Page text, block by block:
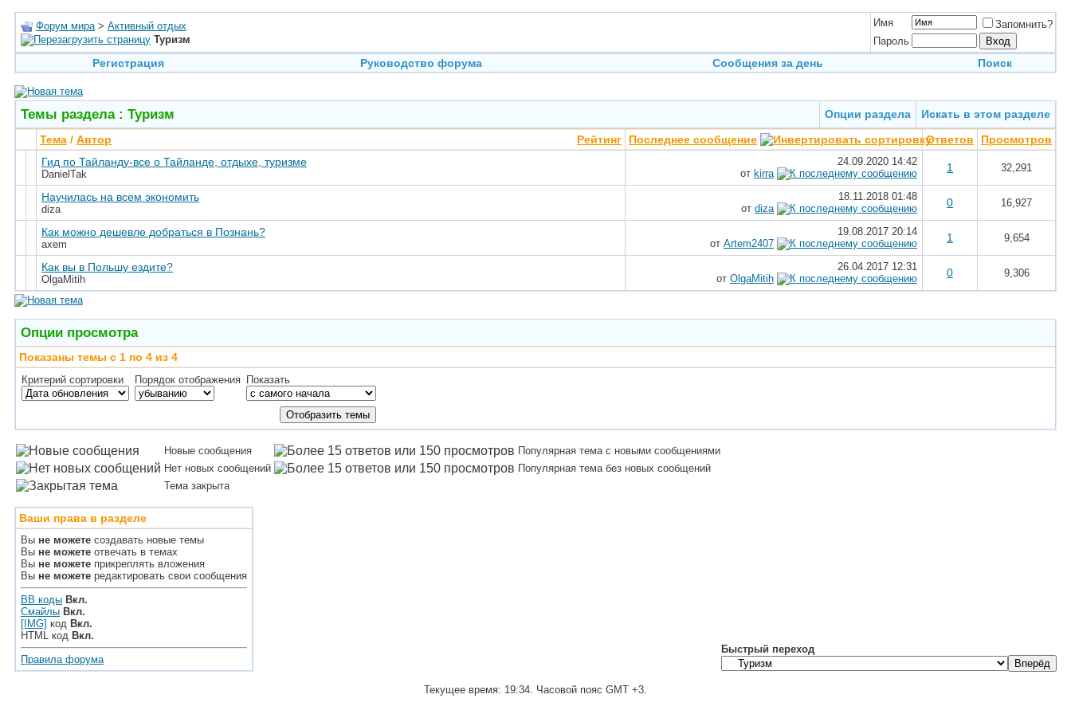
Форум мира > Активный отдых
Туризм
Имя
Запомнить?
Пароль
Регистрация Руководство форума Сообщения за день Поиск
Темы раздела: Туризм Опции раздела
Искать в этом разделе
Рейтинг
Тема / Автор Последнее сообщение Ответов
Просмотров
Гид по Тайланду-все о Тайланде, отдыхе, туризме
DanielTak
24.09.2020 14:42
от kirra 1 32,291
Научилась на всем экономить
diza
18.11.2018 01:48
от diza 0 16,927
Как можно дешевле добраться в Познань?
axem
19.08.2017 20:14
от Artem2407 1 9,654
Как вы в Польшу ездите?
OlgaMitih
26.04.2017 12:31
от OlgaMitih 0 9,306
Опции просмотра
Показаны темы с 1 по 4 из 4
Критерий сортировки Порядок отображения Показать
Новые сообщения
Популярная тема с новыми сообщениями
Нет новых сообщений
Популярная тема без новых сообщений
Тема закрыта
Ваши права в разделе
Вы не можете создавать новые темы
Вы не можете отвечать в темах
Вы не можете прикреплять вложения
Вы не можете редактировать свои сообщения
BB коды Вкл.
Смайлы Вкл.
[IMG] код Вкл.
HTML код Вкл.
Правила форума
Быстрый переход
Текущее время: 19:34. Часовой пояс GMT +3.